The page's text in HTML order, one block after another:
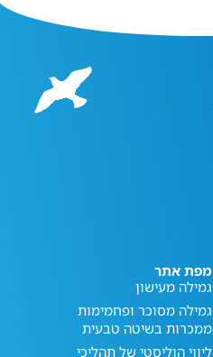
מפת אתר
גמילה מעישון
גמילה מסוכר ופחמימות
ממכרות בשיטה טבעית
ליווי הוליסטי של תהליכי